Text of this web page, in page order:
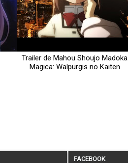
Trailer de Mahou Shoujo Madoka
Magica: Walpurgis no Kaiten
FACEBOOK